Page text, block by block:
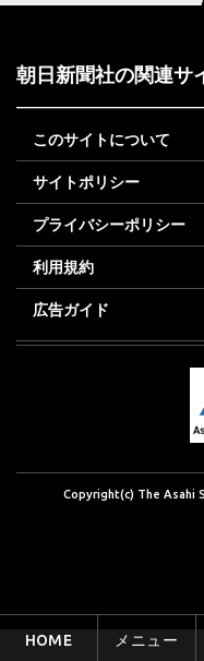
朝日新聞社の関連サ
このサイトについて
サイトポリシー
プライバシーポリシー
利用規約
広告ガイド
Copyright(c) The Asahi
HOME メニュー